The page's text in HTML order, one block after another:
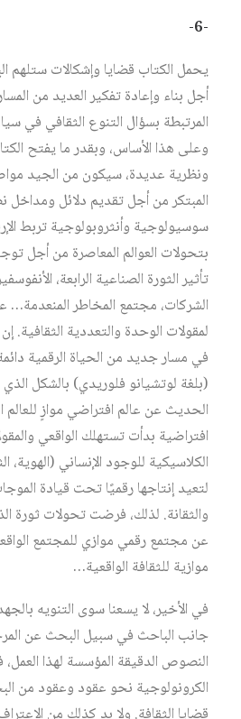
-6-
يحمل الكتاب قضايا وإشكالات ستلهم
أجل بناء وإعادة تفكير العديد من
المرتبطة بسؤال التنوع الثقافي في
وعلى هذا الأساس، وبقدر ما يفتح
ونظرية عديدة، سيكون من الجيد
المبتكر من أجل تقديم دلائل
سوسيولوجية وأنثروبولوجية تربط
بتحولات العوالم المعاصرة من أجل
تأثير الثورة الصناعية الرابعة،
الشركات، مجتمع المخاطر المنعدمة…
لمقولات الوحدة والتعددية الثقافية.
(بلغة لوتشيانو فلوريدي) بالشكل الذي
الحديث عن عالم افتراضي موازٍ للعالم
افتراضية بدأت تستهلك الواقعي
الكلاسيكية للوجود الإنساني
لتعيد إنتاجها رقميًا تحت قيادة
والثقانة. لذلك، فرضت تحولات ثورة
عن مجتمع رقمي موازي للمجتمع
موازية للثقافة الواقعية…
في الأخير، لا يسعنا سوى التنويه
جانب الباحث في سبيل البحث عن
النصوص الدقيقة المؤسسة لهذا
الكرونولوجية نحو عقود وعقود من